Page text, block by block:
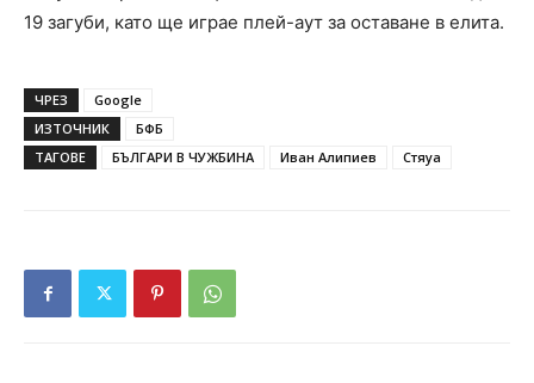
19 загуби, като ще играе плей-аут за оставане в елита.
ЧРЕЗ
Google
ИЗТОЧНИК
БФБ
ТАГОВЕ
БЪЛГАРИ В ЧУЖБИНА Иван Алипиев Стяуа